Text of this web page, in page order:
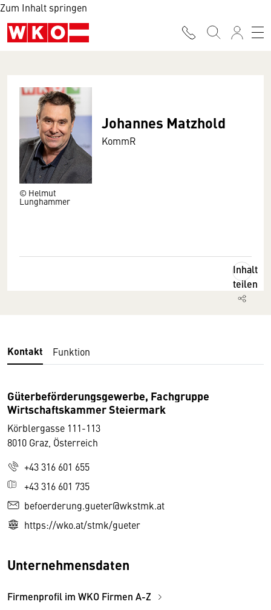
Zum Inhalt springen
© Helmut
Lunghammer
Johannes Matzhold
KommR
Inhalt
teilen
Kontakt Funktion
Güterbeförderungsgewerbe, Fachgruppe
Wirtschaftskammer Steiermark
Körblergasse 111-113
8010 Graz, Österreich
+43 316 601 655
+43 316 601 735
befoerderung.gueter@wkstmk.at
https://wko.at/stmk/gueter
Unternehmensdaten
Firmenprofil im WKO Firmen A-Z